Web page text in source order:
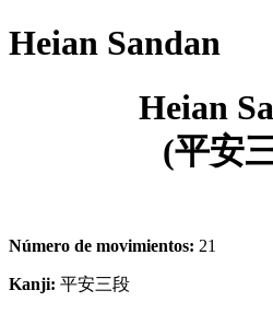
Heian Sandan
Heian
(平安
Número de movimientos: 21
Kanji: 平安三段